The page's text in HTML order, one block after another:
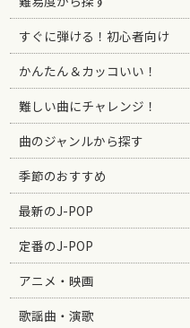
すぐに弾ける！初心者向け
かんたん＆カッコいい！
難しい曲にチャレンジ！
曲のジャンルから探す
季節のおすすめ
最新のJ-POP
定番のJ-POP
アニメ・映画
歌謡曲・演歌